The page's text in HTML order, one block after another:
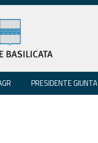
PRESIDENTE GIUNTA